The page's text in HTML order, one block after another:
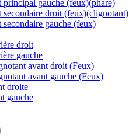
principal gauche (feux)(phare)
secondaire droit (feux)(clignotant)
secondaire gauche (feux)
droit
gauche
avant droit (Feux)
avant gauche (Feux)
droite
gauche